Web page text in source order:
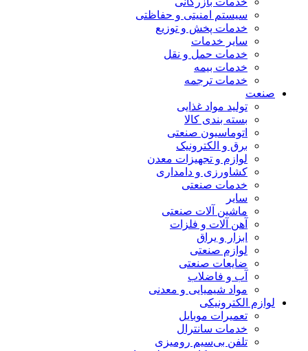
سیستم امنیتی و حفاظتی
خدمات پخش و توزیع
سایر خدمات
خدمات حمل و نقل
خدمات بیمه
خدمات ترجمه
صنعت
تولید مواد غذایی
بسته بندی کالا
اتوماسیون صنعتی
برق و الکترونیک
لوازم و تجهیزات معدن
کشاورزی و دامداری
خدمات صنعتی
سایر
ماشین آلات صنعتی
آهن آلات و فلزات
ابزار و یراق
لوازم صنعتی
ضایعات صنعتی
آب و فاضلاب
مواد شیمیایی و معدنی
لوازم الکترونیکی
تعمیرات موبایل
خدمات سانترال
تلفن بی‌سیم رومیزی